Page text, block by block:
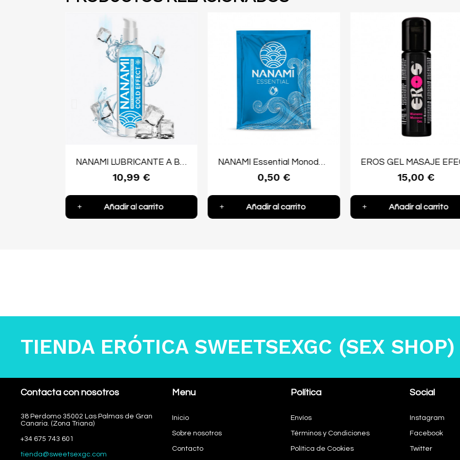
NANAMI LUBRICANTE A BASE DE AGUA EFECTO FRIO 150 ML
10,99 €
Añadir al carrito
NANAMI Essential Monodosis Lubricante Base Agua Neutro 4 ml
0,50 €
Añadir al carrito
15,00 €
Añadir al carrito
TIENDA ERÓTICA SWEETSEXGC (SEX SHOP)
Contacta con nosotros
38 Perdomo 35002 Las Palmas de Gran
Canaria. (Zona Triana)
+34 675 743 601
tienda@sweetsexgc.com
Menu
Inicio
Sobre nosotros
Contacto
Política
Envíos
Términos y Condiciones
Política de Cookies
Social
Instagram
Facebook
Twitter